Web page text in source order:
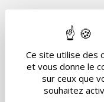
Ce site utilise des
et vous donne le
sur ceux que
souhaitez